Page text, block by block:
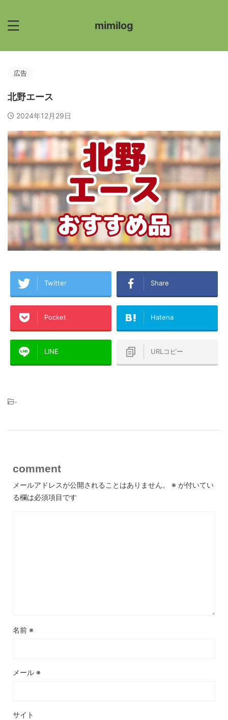
mimilog
広告
北野エース
2024年12月29日
Twitter Share
Pocket Hatena
LINE URLコピー
-
comment
メールアドレスが公開されることはありません。 ※ が付いてい
る欄は必須項目です
名前 ※
メール ※
サイト